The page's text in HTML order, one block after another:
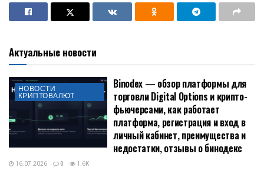
Актуальные новости
НОВОСТИ
КРИПТОВАЛЮТ
Binodex — обзор платформы для
торговли Digital Options и крипто-
фьючерсами, как работает
платформа, регистрация и вход в
личный кабинет, преимущества и
недостатки, отзывы о бинодекс
16.07.2026 0 1.6K